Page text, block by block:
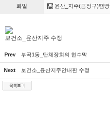
화일 윤산_지주(금정구)땜
보건소_윤산지주 수정
Prev 부곡1동_단체장회의 현수막
Next 보건소_윤산지주안내판 수정